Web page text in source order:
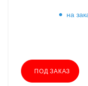
на
ПОД ЗАКАЗ